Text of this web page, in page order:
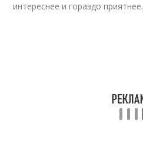
интереснее и гораздо приятнее.